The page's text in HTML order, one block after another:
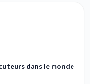
dans le monde